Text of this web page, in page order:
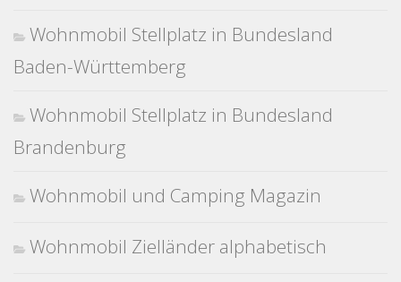
Wohnmobil Stellplatz in Bundesland
Baden-Württemberg
Wohnmobil Stellplatz in Bundesland
Brandenburg
Wohnmobil und Camping Magazin
Wohnmobil Zielländer alphabetisch